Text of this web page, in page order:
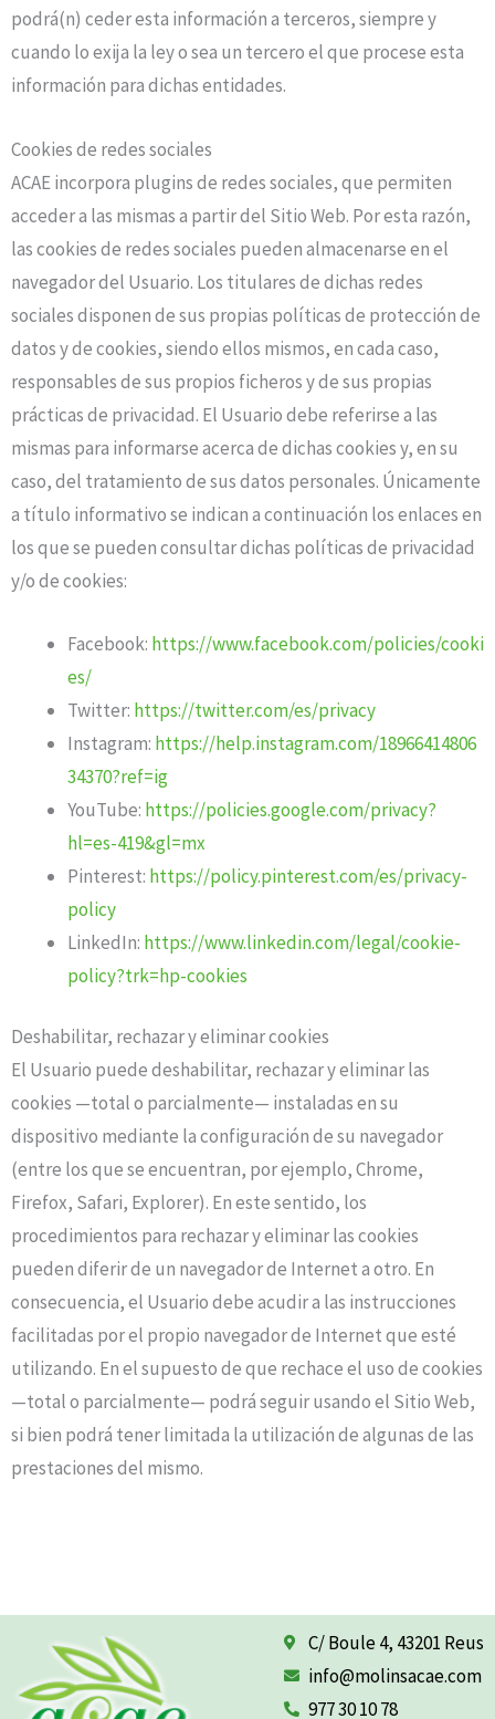
podrá(n) ceder esta información a terceros, siempre y
cuando lo exija la ley o sea un tercero el que procese esta
información para dichas entidades.
Cookies de redes sociales
ACAEincorpora plugins de redes sociales, que permiten
acceder a las mismas a partir del Sitio Web. Por esta razón,
las cookies de redes sociales pueden almacenarse en el
navegador del Usuario. Los titulares de dichas redes
sociales disponen de sus propias políticas de protección de
datos y de cookies, siendo ellos mismos, en cada caso,
responsables de sus propios ficheros y de sus propias
prácticas de privacidad. El Usuario debe referirse a las
mismas para informarse acerca de dichas cookies y, en su
caso, del tratamiento de sus datos personales. Únicamente
a título informativo se indican a continuación los enlaces en
los que se pueden consultar dichas políticas de privacidad
y/o de cookies:
Facebook: https://www.facebook.com/policies/cooki
es/
Twitter: https://twitter.com/es/privacy
Instagram: https://help.instagram.com/18966414806
34370?ref=ig
YouTube: https://policies.google.com/privacy?
hl=es-419&gl=mx
Pinterest: https://policy.pinterest.com/es/privacy-
policy
LinkedIn: https://www.linkedin.com/legal/cookie-
policy?trk=hp-cookies
Deshabilitar, rechazar y eliminar cookies
El Usuario puede deshabilitar, rechazar y eliminar las
cookies —total o parcialmente— instaladas en su
dispositivo mediante la configuración de su navegador
(entre los que se encuentran, por ejemplo, Chrome,
Firefox, Safari, Explorer). En este sentido, los
procedimientos para rechazar y eliminar las cookies
pueden diferir de un navegador de Internet a otro. En
consecuencia, el Usuario debe acudir a las instrucciones
facilitadas por el propio navegador de Internet que esté
utilizando. En el supuesto de que rechace el uso de cookies
—total o parcialmente— podrá seguir usando el Sitio Web,
si bien podrá tener limitada la utilización de algunas de las
prestaciones del mismo.
C/ Boule 4, 43201 Reus
info@molinsacae.com
977 30 10 78